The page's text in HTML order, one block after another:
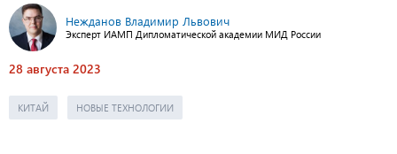
Нежданов Владимир Львович
Эксперт ИАМП Дипломатической академии МИД России
28 августа 2023
КИТАЙ НОВЫЕ ТЕХНОЛОГИИ